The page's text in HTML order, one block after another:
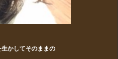
かしてそのままの